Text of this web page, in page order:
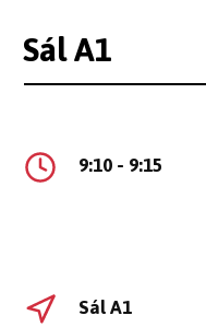
Sál A1
9:10 - 9:15
Sál A1